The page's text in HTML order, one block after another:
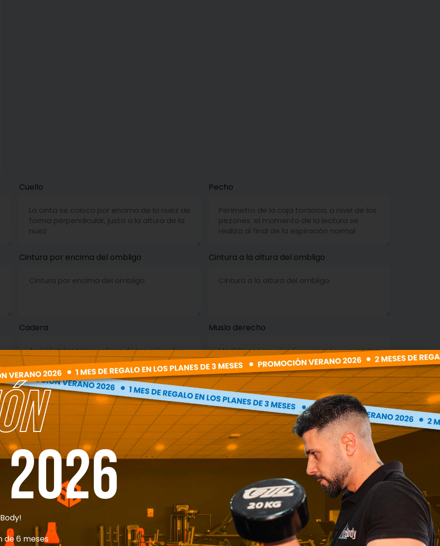
Cuello Pecho
Cintura por encima del ombligo Cintura a la altura del ombligo
Cadera Muslo derecho
¿Pasas hambre?
de 6 meses